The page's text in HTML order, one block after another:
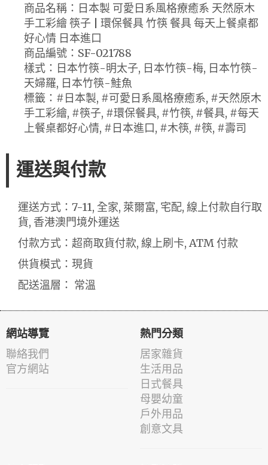
商品名稱：日本製 可愛日系風格療癒系 天然原木
手工彩繪 筷子 | 環保餐具 竹筷 餐具 每天上餐桌都
好心情 日本進口
商品編號：SF-021788
樣式：日本竹筷-明太子, 日本竹筷-梅, 日本竹筷-
天婦羅, 日本竹筷-鮭魚
標籤：#日本製, #可愛日系風格療癒系, #天然原木
手工彩繪, #筷子, #環保餐具, #竹筷, #餐具, #每天
上餐桌都好心情, #日本進口, #木筷, #筷, #壽司
運送與付款
運送方式：7-11, 全家, 萊爾富, 宅配, 線上付款自行取
貨, 香港澳門境外運送
付款方式：超商取貨付款, 線上刷卡, ATM 付款
供貨模式：現貨
配送溫層： 常溫
網站導覽
聯絡我們
官方網站
熱門分類
居家雜貨
生活用品
日式餐具
母嬰幼童
戶外用品
創意文具